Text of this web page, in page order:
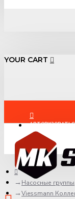
YOUR CART
Насосные
Viessmann